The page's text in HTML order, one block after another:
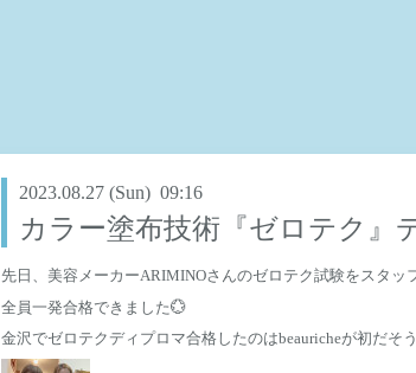
2023.08.27 (Sun) 09:16
カラー塗布技術『ゼロテク』
先日、美容メーカーARIMINOさんのゼロテク試験をスタッ
全員一発合格できました💮
金沢でゼロテクディプロマ合格したのはbeauricheが初だそ